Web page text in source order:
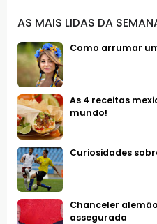
AS MAIS LIDAS DA
Como arrumar
As 4 receitas
mundo!
Curiosidades
Chanceler
assegurada